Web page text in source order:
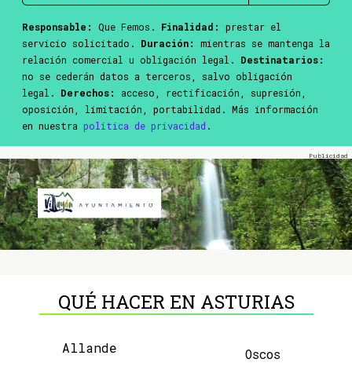
Responsable: Que Femos. Finalidad:
prestar el
servicio solicitado. Duración:
mientras se mantenga la
relación comercial u obligación legal. Destinatarios:
no se cederán datos a terceros, salvo obligación
legal. Derechos:
acceso, rectificación, supresión,
oposición, limitación, portabilidad. Más información
en nuestra política de privacidad .
QUÉ HACER EN ASTURIAS
Allande
Oscos